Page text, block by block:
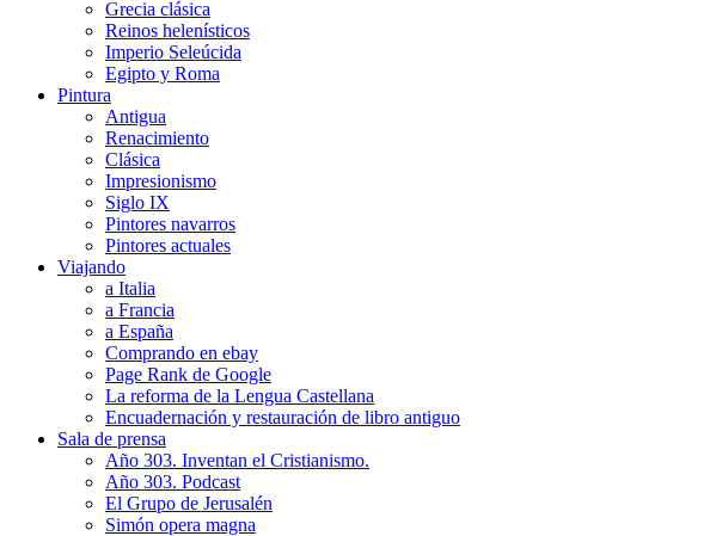
Grecia clásica
Reinos helenísticos
Imperio Seleúcida
Egipto y Roma
Pintura
Antigua
Renacimiento
Clásica
Impresionismo
Siglo IX
Pintores navarros
Pintores actuales
Viajando
a Italia
a Francia
a España
Comprando en ebay
Page Rank de Google
La reforma de la Lengua Castellana
Encuadernación y restauración de libro antiguo
Sala de prensa
Año 303. Inventan el Cristianismo.
Año 303. Podcast
El Grupo de Jerusalén
Simón opera magna